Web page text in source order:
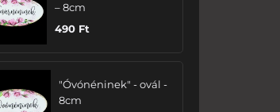
– 8cm
490 Ft
"Óvónéninek" - ovál -
8cm